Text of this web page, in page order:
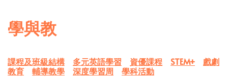
學與教
課程及班級結構 多元英語學習 資優課程 STEM+
戲劇
教育
輔導教學 深度學習周
學科活動